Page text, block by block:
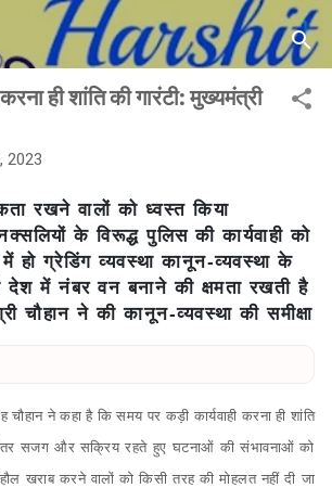
Skip to main content
ही शांति की गारंटी: मुख्यमंत्री
2023
रखने वालों को ध्वस्त किया
के विरूद्ध पुलिस की कार्यवाही को
हो ग्रेडिंग व्यवस्थाकानून-व्यवस्था के
में नंबर वन बनाने की क्षमता रखती है
चौहान ने की कानून-व्यवस्था की समीक्षा
चौहान ने कहा है कि समय पर कड़ी कार्यवाही करना ही शांति
सजग और सक्रिय रहते हुए घटनाओं की संभावनाओं को
खराब करने वालों को किसी तरह की मोहलत नहीं दी जा